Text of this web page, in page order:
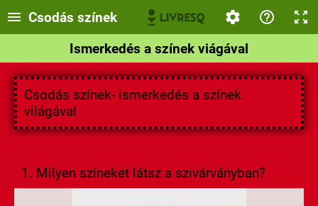
Csodás színek
Ismerkedés a színek viágával
Csodás színek- ismerkedés a színek
világával
1. Milyen színeket látsz a szivárványban?